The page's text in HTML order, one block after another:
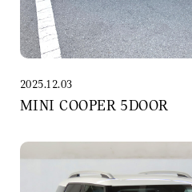
2025.12.03
MINI COOPER 5DOOR